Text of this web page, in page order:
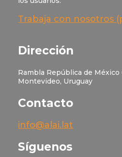
Trabaja con nosotros
Dirección
Rambla República de México
Montevideo, Uruguay
Contacto
info@alai.lat
Síguenos